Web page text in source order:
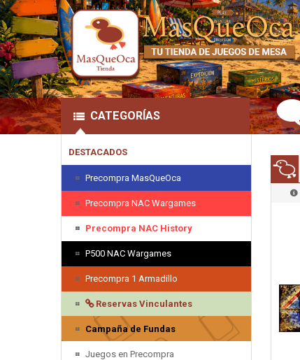
CATEGORÍAS
DESTACADOS
Precompra MasQueOca
Precompra NAC Wargames
Precompra NAC History
P500 NAC Wargames
Precompra 1 Armadillo
Reservas Vinculantes
Campaña de Fundas
Juegos en Precompra